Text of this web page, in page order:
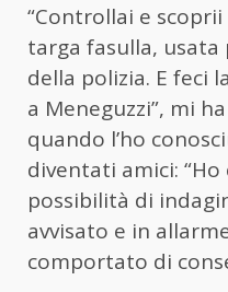
“Controllai e
targa fasulla, usata
della polizia. E feci
a Meneguzzi”, mi
quando l’ho
diventati amici:
possibilità di
avvisato e in
comportato di